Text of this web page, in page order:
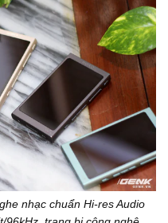
nhạc chuẩn Hi-res Audio